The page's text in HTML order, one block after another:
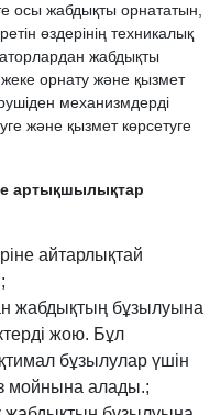
осы жабдықты орнататын,
өздерінің техникалық
жабдықты
орнату және қызмет
механизмдерді
және қызмет көрсетуге
артықшылықтар
айтарлықтай
жабдықтың бұзылуына
жою. Бұл
бұзылулар үшін
мойнына алады.;